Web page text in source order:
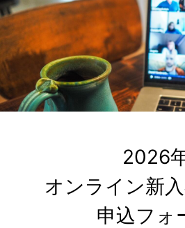
2026
オンライン新
申込フォ